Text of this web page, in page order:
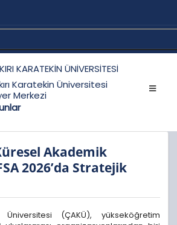
KARATEKİN ÜNİVERSİTESİ
Karatekin Üniversitesi
Merkezi
Akademik
2026’da Stratejik
Üniversitesi (ÇAKÜ), yükseköğretim